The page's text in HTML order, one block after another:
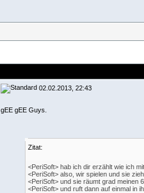
02.02.2013, 22:43
gEE gEE Guys.
Zitat:
<PeriSoft> hab ich dir erzählt wie ich
<PeriSoft> also, wir spielen und sie
<PeriSoft> und sie räumt grad meinen
<PeriSoft> und ruft dann auf einmal in